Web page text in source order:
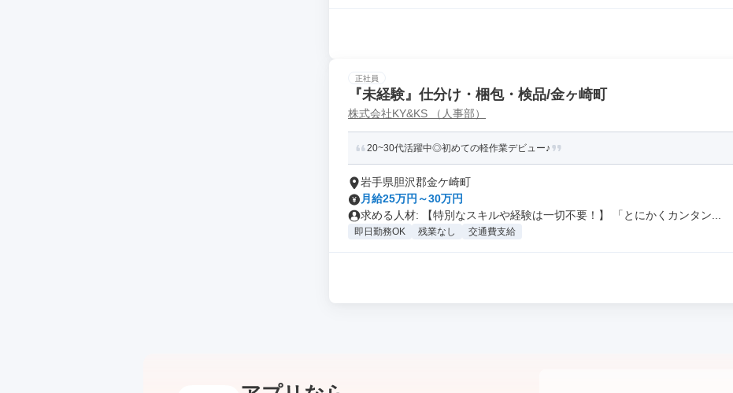
正社員
『未経験』仕分け・梱包・検品/金ヶ崎町
株式会社KY&KS （人事部）
20~30代活躍中◎初めての軽作業デビュー♪
岩手県胆沢郡金ケ崎町
月給25万円～30万円
求める人材: 【特別なスキルや経験は一切不要！】 「とにかくカンタン...
即日勤務OK 残業なし 交通費支給